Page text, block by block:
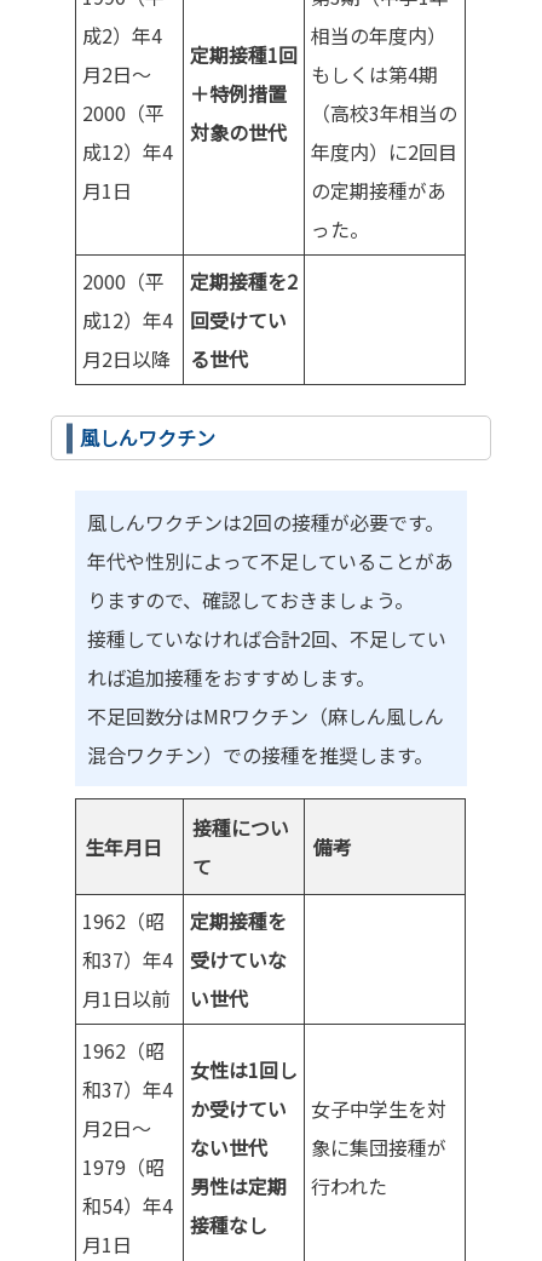
成2）年4
月2日～
2000（平
成12）年4
月1日
定期接種1回
＋特例措置
対象の世代
相当の年度内）
もしくは第4期
（高校3年相当の
年度内）に2回目
の定期接種があ
った。
2000（平
成12）年4
月2日以降
定期接種を2
回受けてい
る世代
風しんワクチン
風しんワクチンは2回の接種が必要です。
年代や性別によって不足していることがあ
りますので、確認しておきましょう。
接種していなければ合計2回、不足してい
れば追加接種をおすすめします。
不足回数分はMRワクチン（麻しん風しん
混合ワクチン）での接種を推奨します。
生年月日
接種につい
て
備考
1962（昭
和37）年4
月1日以前
定期接種を
受けていな
い世代
1962（昭
和37）年4
月2日～
1979（昭
和54）年4
月1日
女性は1回し
か受けてい
ない世代
男性は定期
接種なし
女子中学生を対
象に集団接種が
行われた